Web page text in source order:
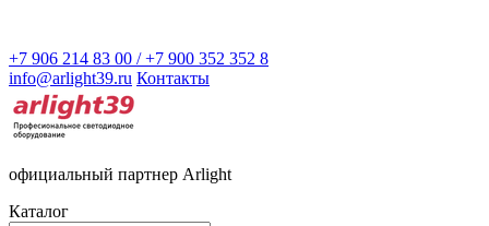
+7 906 214 83 00 / +7 900 352 352 8
info@arlight39.ru Контакты
официальный партнер Arlight
Каталог